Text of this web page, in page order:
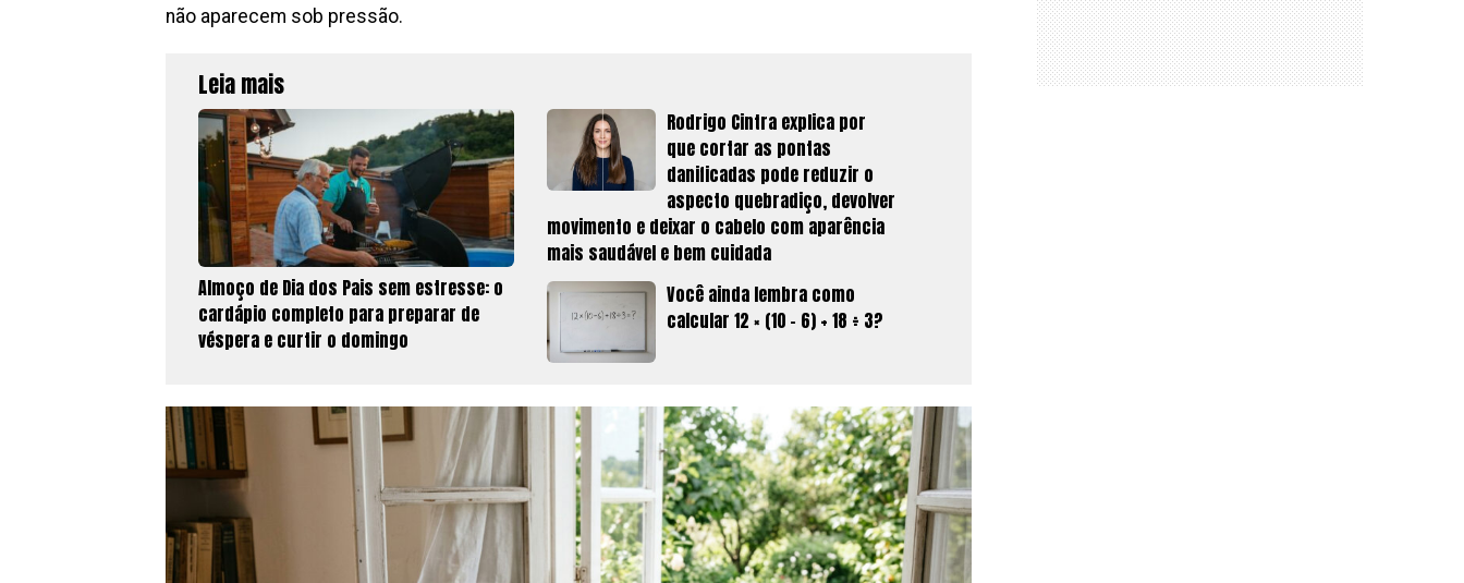
não aparecem sob pressão.
Leia mais
Almoço de Dia dos Pais sem estresse: o
cardápio completo para preparar de
véspera e curtir o domingo
Rodrigo Cintra explica por
que cortar as pontas
danificadas pode reduzir o
aspecto quebradiço, devolver
movimento e deixar o cabelo com aparência
mais saudável e bem cuidada
Você ainda lembra como
calcular 12 × (10 − 6) + 18 ÷ 3?